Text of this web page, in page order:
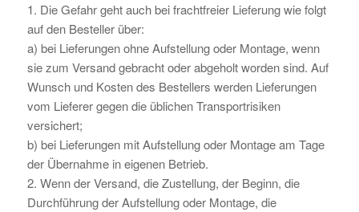
1. Die Gefahr geht auch bei frachtfreier Lieferung wie folgt
auf den Besteller über:
a) bei Lieferungen ohne Aufstellung oder Montage, wenn
sie zum Versand gebracht oder abgeholt worden sind. Auf
Wunsch und Kosten des Bestellers werden Lieferungen
vom Lieferer gegen die üblichen Transportrisiken
versichert;
b) bei Lieferungen mit Aufstellung oder Montage am Tage
der Übernahme in eigenen Betrieb.
2. Wenn der Versand, die Zustellung, der Beginn, die
Durchführung der Aufstellung oder Montage, die